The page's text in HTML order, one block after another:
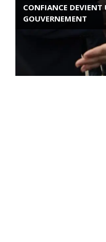
CONFIANCE DEVIENT
GOUVERNEMENT
ROSE VALLAND,